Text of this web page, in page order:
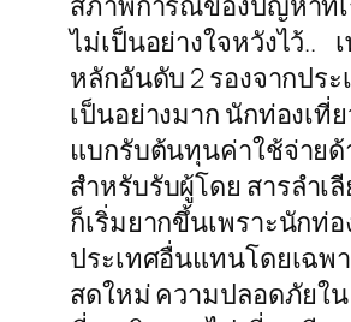
ไม่เป็นอย่างใจหวังไว้..
หลักอันดับ 2 รองจากปร
เป็นอย่างมาก นักท่องเที่
แบกรับต้นทุนค่าใช้จ่ายด้
สำหรับรับผู้โดย สารลำ
ก็เริ่มยากขึ้นเพราะนักท่
ประเทศอื่นแทนโดยเฉพ
สดใหม่ ความปลอดภัยใน